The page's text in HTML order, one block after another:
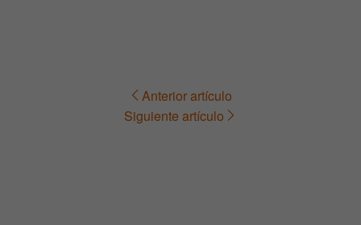
Navegación Anterior artículo
Siguiente artículo